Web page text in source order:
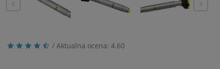
/ Aktualna ocena: 4.60